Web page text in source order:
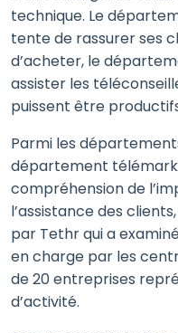
technique. Le
tente de rassurer ses
d’acheter, le
assister les
puissent être
Parmi les
département
compréhension de
l’assistance des
par Tethr qui a
en charge par les
de 20 entreprises
d’activité.